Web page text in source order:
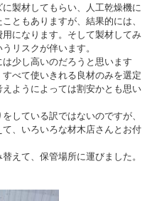
製材してもらい、人工乾燥機に
ともありますが、結果的には、
になります。そして製材してみ
リスクが伴います。
少し高いのだろうと思います
べて使いきれる良材のみを選定
ようによっては割安かとも思い
している訳ではないのですが、
、いろいろな材木店さんとお付
えて、保管場所に運びました。